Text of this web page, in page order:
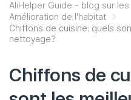
AliHelper Guide - blog sur
Amélioration de l'habitat
Chiffons de cuisine: quels
nettoyage?
Chiffons de